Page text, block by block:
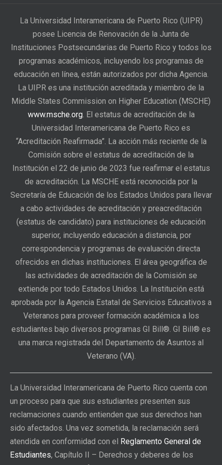
La Universidad Interamericana de Puerto Rico (UIPR)
posee Licencia de Renovación de la Junta de
Instituciones Postsecundarias de Puerto Rico y todos los
programas académicos, incluyendo los programas de
educación en línea, están autorizados por dicha Agencia.
La UIPR es una institución acreditada y miembro de la
Middle States Commission on Higher Education (MSCHE)
www.msche.org. El estatus de acreditación de la
Universidad Interamericana de Puerto Rico es
“Acreditación Reafirmada”. La acción más reciente de la
Comisión sobre el estatus de acreditación de la
Institución el 22 de junio de 2023 fue reafirmar el estatus
de acreditación. La MSCHE está reconocida por la
Secretaría de Educación de los Estados Unidos para llevar
a cabo actividades de acreditación y preacreditación
(estatus de candidato) para instituciones de educación
superior, incluyendo educación a distancia, por
correspondencia y programas de evaluación directa
ofrecidos en dichas instituciones. El área geográfica de
las actividades de acreditación de la Comisión se
extiende por todo Estados Unidos. La Institución está
aprobada por la Agencia Estatal de Servicios Educativos a
Veteranos para proveer formación académica a los
estudiantes bajo diversos programas GI Bill®. GI Bill® es
una marca registrada del Departamento de Asuntos al
Veterano (VA).
La Universidad Interamericana de Puerto Rico cuenta con
un proceso para que sus estudiantes presenten sus
reclamaciones cuando entienden que sus derechos han
sido afectados. Una vez sometida, la reclamación será
atendida en conformidad con el Reglamento General de
Estudiantes, Capítulo II – Derechos y deberes de los